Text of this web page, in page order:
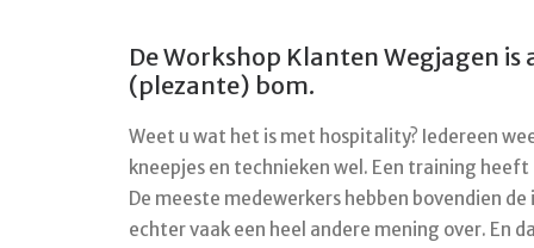
De Workshop Klanten Wegjagen
(plezante) bom.
Weet u wat het is met hospitality? Iedereen
kneepjes en technieken wel. Een training heeft
De meeste medewerkers hebben bovendien
echter vaak een heel andere mening over. En